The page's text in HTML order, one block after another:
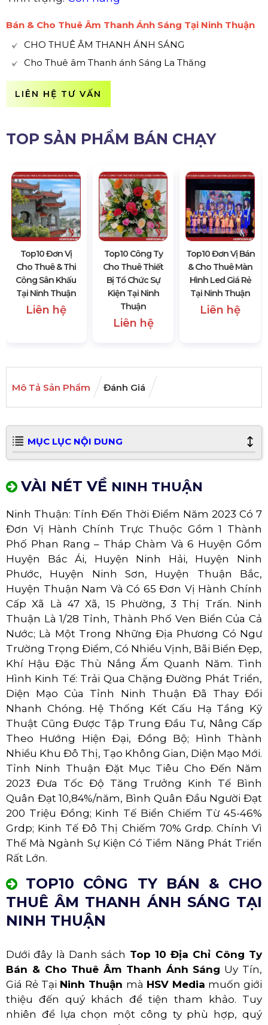
Bán & Cho Thuê Âm Thanh Ánh Sáng Tại Ninh Thuận
CHO THUÊ ÂM THANH ÁNH SÁNG
Cho Thuê âm Thanh ánh Sáng La Thăng
LIÊN HỆ TƯ VẤN
TOP SẢN PHẨM BÁN CHẠY
Top10 Đơn Vị
Cho Thuê & Thi
Công Sân Khấu
Tại Ninh Thuận
Liên hệ
Top10 Công Ty
Cho Thuê Thiết
Bị Tổ Chức Sự
Kiện Tại Ninh
Thuận
Liên hệ
Top10 Đơn Vị Bán
& Cho Thuê Màn
Hình Led Giá Rẻ
Tại Ninh Thuận
Liên hệ
Mô Tả Sản Phẩm Đánh Giá
MỤC LỤC NỘI DUNG
VÀI NÉT VỀ NINH THUẬN
Ninh Thuận: Tính Đến Thời Điểm Năm 2023 Có 7
Đơn Vị Hành Chính Trực Thuộc Gồm 1 Thành
Phố Phan Rang – Tháp Chàm Và 6 Huyện Gồm
Huyện Bác Ái, Huyện Ninh Hải, Huyện Ninh
Phước, Huyện Ninh Sơn, Huyện Thuận Bắc,
Huyện Thuận Nam Và Có 65 Đơn Vị Hành Chính
Cấp Xã Là 47 Xã, 15 Phường, 3 Thị Trấn. Ninh
Thuận Là 1/28 Tỉnh, Thành Phố Ven Biển Của Cả
Nước; Là Một Trong Những Địa Phương Có Ngư
Trường Trọng Điểm, Có Nhiều Vịnh, Bãi Biển Đẹp,
Khí Hậu Đặc Thù Nắng Ấm Quanh Năm. Tình
Hình Kinh Tế: Trải Qua Chặng Đường Phát Triển,
Diện Mạo Của Tỉnh Ninh Thuận Đã Thay Đổi
Nhanh Chóng. Hệ Thống Kết Cấu Hạ Tầng Kỹ
Thuật Cũng Được Tập Trung Đầu Tư, Nâng Cấp
Theo Hướng Hiện Đại, Đồng Bộ; Hình Thành
Nhiều Khu Đô Thị, Tạo Không Gian, Diện Mạo Mới.
Tỉnh Ninh Thuận Đặt Mục Tiêu Cho Đến Năm
2023 Đưa Tốc Độ Tăng Trưởng Kinh Tế Bình
Quân Đạt 10,84%/năm, Bình Quân Đầu Người Đạt
200 Triệu Đồng; Kinh Tế Biển Chiếm Từ 45-46%
Grdp; Kinh Tế Đô Thị Chiếm 70% Grdp. Chính Vì
Thế Mà Ngành Sự Kiện Có Tiềm Năng Phát Triển
Rất Lớn.
TOP10 CÔNG TY BÁN & CHO
THUÊ ÂM THANH ÁNH SÁNG TẠI
NINH THUẬN
Dưới đây là Danh sách Top 10 Địa Chỉ Công Ty
Bán & Cho Thuê Âm Thanh Ánh Sáng Uy Tín,
Giá Rẻ Tại Ninh Thuận mà HSV Media muốn giới
thiệu đến quý khách để tiện tham khảo. Tuy
nhiên để lựa chọn một công ty phù hợp, quý